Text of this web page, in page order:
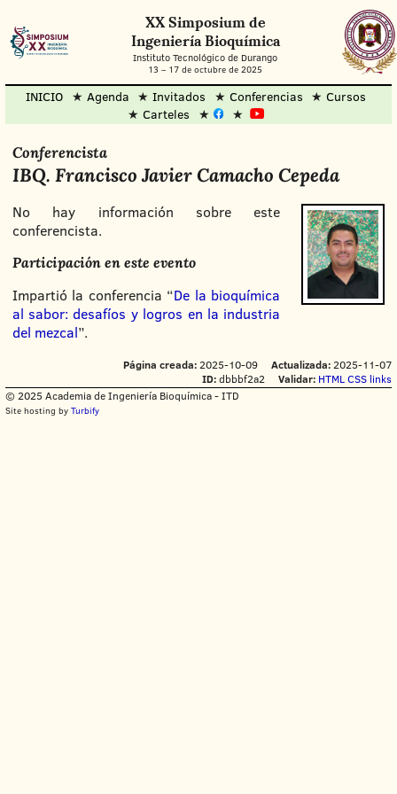
XX Simposium de
Ingeniería Bioquímica
Instituto Tecnológico de Durango
13 – 17 de octubre de 2025
INICIO Agenda Invitados Conferencias
Cursos
Carteles
Conferencista
IBQ. Francisco Javier Camacho Cepeda
No hay información sobre este
conferencista.
Participación en este evento
Impartió la conferencia “De la bioquímica
al sabor: desafíos y logros en la industria
del mezcal”.
Página creada: 2025-10-09 Actualizada: 2025-11-07
ID:dbbbf2a2 Validar: HTML CSS links
© 2025 Academia de Ingeniería Bioquímica - ITD
Site hosting by Turbify